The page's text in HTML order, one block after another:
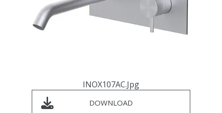
INOX107AC.jpg
DOWNLOAD